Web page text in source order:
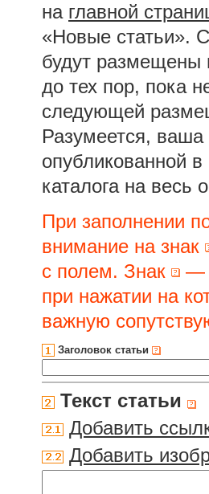
на главной
«Новые статьи».
будут размещены
до тех пор, пока
следующей
Разумеется, ваша
опубликованной
каталога на весь
При заполнении
внимание на знак
с полем. Знак
—
при нажатии на
важную
Заголовок статьи
Текст статьи
Добавить
Добавить